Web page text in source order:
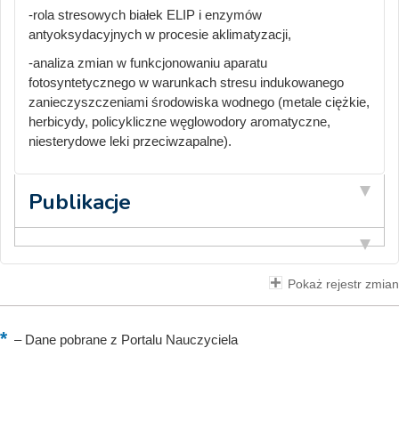
-rola stresowych białek ELIP i enzymów
antyoksydacyjnych w procesie aklimatyzacji,
-analiza zmian w funkcjonowaniu aparatu
fotosyntetycznego w warunkach stresu indukowanego
zanieczyszczeniami środowiska wodnego (metale ciężkie,
herbicydy, policykliczne węglowodory aromatyczne,
niesterydowe leki przeciwzapalne).
Publikacje
Pokaż rejestr zmian
–Dane pobrane z Portalu Nauczyciela